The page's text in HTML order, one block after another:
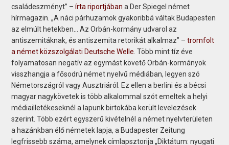
családeszményt” –írta riportjában a Der Spiegel német
hírmagazin. „A náci párhuzamok gyakoribbá váltak Budapesten
az elmúlt hetekben… Az Orbán-kormány udvarol az
antiszemitáknak, és antiszemita retorikát alkalmaz” –tromfolt
a német közszolgálati Deutsche Welle . Több mint tíz éve
folyamatosan negatív az egymást követő Orbán-kormányok
visszhangja a fősodrú német nyelvű médiában, legyen szó
Németországról vagy Ausztriáról. Ez ellen a berlini és a bécsi
magyar nagykövetek is több alkalommal szót emeltek a helyi
médiailletékeseknél a lapunk birtokába került levelezések
szerint. Több ezért egyszerű kivételnél a német nyelvterületen
a hazánkban élő németek lapja, a Budapester Zeitung
legfrissebb száma, amelynek címlapsztorija „Diktátum: nyugati